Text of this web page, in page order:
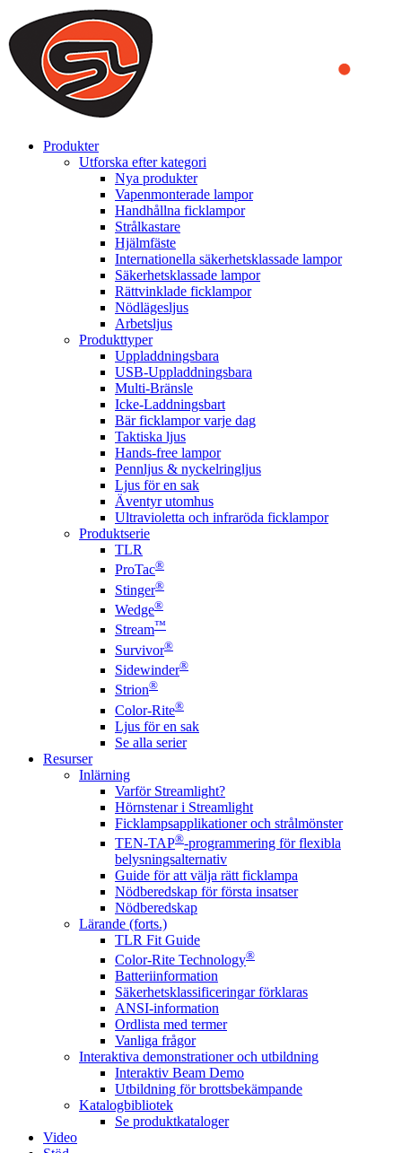
We use cookies to ensure that we provide you the best experience
on our website. By continuing to browse this website, you accept
that cookies are used to help us analyze how the website is used and
to offer you a better experience. To learn more or to find out how
you can disable cookies, you can access our
Produkter
Utforska efter kategori
Nya produkter
Vapenmonterade lampor
Handhållna ficklampor
Strålkastare
Hjälmfäste
Internationella säkerhetsklassade lampor
Säkerhetsklassade lampor
Rättvinklade ficklampor
Nödlägesljus
Arbetsljus
Produkttyper
Uppladdningsbara
USB-Uppladdningsbara
Multi-Bränsle
Icke-Laddningsbart
Bär ficklampor varje dag
Taktiska ljus
Hands-free lampor
Pennljus & nyckelringljus
Ljus för en sak
Äventyr utomhus
Ultravioletta och infraröda ficklampor
Produktserie
TLR
ProTac®
Stinger®
Wedge®
Stream™
Survivor®
Sidewinder®
Strion®
Color-Rite®
Ljus för en sak
Se alla serier
Resurser
Inlärning
Varför Streamlight?
Hörnstenar i Streamlight
Ficklampsapplikationer och strålmönster
TEN-TAP®-programmering för flexibla
belysningsalternativ
Guide för att välja rätt ficklampa
Nödberedskap för första insatser
Nödberedskap
Lärande (forts.)
TLR Fit Guide
Color-Rite Technology®
Batteriinformation
Säkerhetsklassificeringar förklaras
ANSI-information
Ordlista med termer
Vanliga frågor
Interaktiva demonstrationer och utbildning
Interaktiv Beam Demo
Utbildning för brottsbekämpande
Katalogbibliotek
Se produktkataloger
Video